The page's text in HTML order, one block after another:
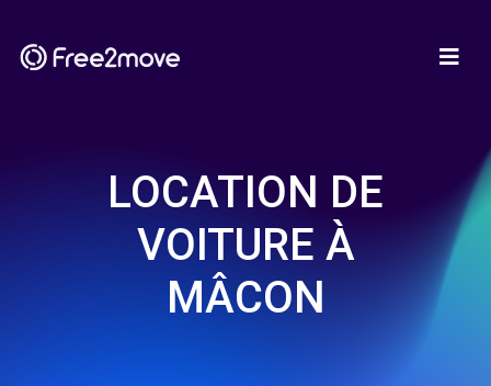
LOCATION DE
VOITURE À
MÂCON